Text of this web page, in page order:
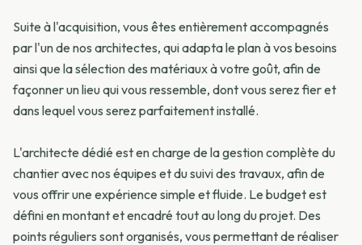
Suite à l'acquisition, vous êtes entièrement accompagnés
par l'un de nos architectes, qui adapta le plan à vos besoins
ainsi que la sélection des matériaux à votre goût, afin de
façonner un lieu qui vous ressemble, dont vous serez fier et
dans lequel vous serez parfaitement installé.
L'architecte dédié est en charge de la gestion complète du
chantier avec nos équipes et du suivi des travaux, afin de
vous offrir une expérience simple et fluide. Le budget est
défini en montant et encadré tout au long du projet. Des
points réguliers sont organisés, vous permettant de réaliser